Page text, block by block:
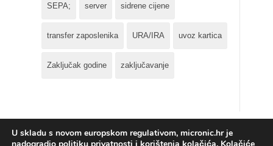
SEPA; server sidrene cijene
transfer zaposlenika URA/IRA uvoz kartica
Zaključak godine zaključavanje
U skladu s novom europskom regulativom, micronic.hr je